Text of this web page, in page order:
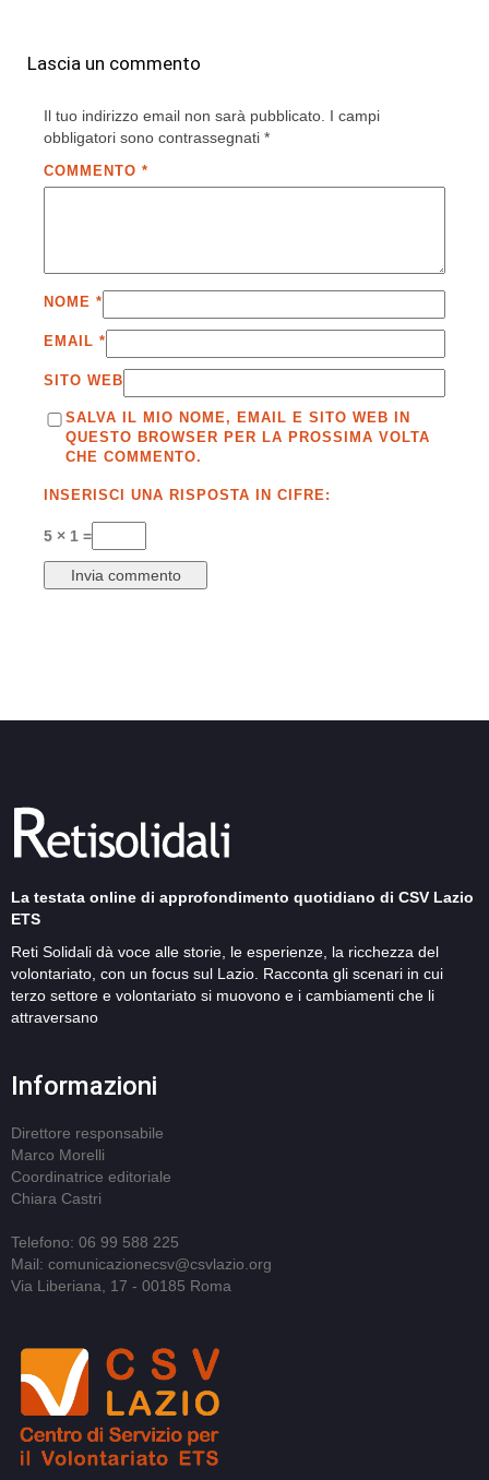
Lascia un commento
Il tuo indirizzo email non sarà pubblicato. I campi
obbligatori sono contrassegnati *
COMMENTO *
NOME *
EMAIL *
SITO WEB
SALVA IL MIO NOME, EMAIL E SITO WEB IN
QUESTO BROWSER PER LA PROSSIMA VOLTA
CHE COMMENTO.
INSERISCI UNA RISPOSTA IN CIFRE:
5 × 1 =
La testata online di approfondimento quotidiano di CSV Lazio
ETS
Reti Solidali dà voce alle storie, le esperienze, la ricchezza del
volontariato, con un focus sul Lazio. Racconta gli scenari in cui
terzo settore e volontariato si muovono e i cambiamenti che li
attraversano
Informazioni
Direttore responsabile
Marco Morelli
Coordinatrice editoriale
Chiara Castri
Telefono: 06 99 588 225
Mail: comunicazionecsv@csvlazio.org
Via Liberiana, 17 - 00185 Roma